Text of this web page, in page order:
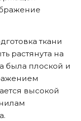
ткани
растянута на
была плоской и
высокой